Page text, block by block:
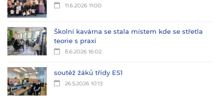
11.6.2026 11:00
Školní kavárna se stala místem kde se střetla
teorie s praxí
8.6.2026 16:02
soutěž žáků třídy ES1
26.5.2026 10:13